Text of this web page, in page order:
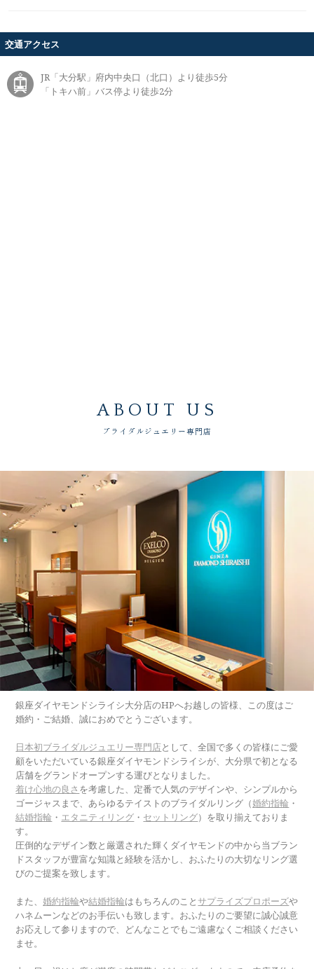
交通アクセス
JR「大分駅」府内中央口（北口）より徒歩5分
「トキハ前」バス停より徒歩2分
ABOUT US
ブライダルジュエリー専門店
銀座ダイヤモンドシライシ大分店のHPへお越しの皆様、この度はご
婚約・ご結婚、誠におめでとうございます。
日本初ブライダルジュエリー専門店として、全国で多くの皆様にご愛
顧をいただいている銀座ダイヤモンドシライシが、大分県で初となる
店舗をグランドオープンする運びとなりました。
着け心地の良さ を考慮した、定番で人気のデザインや、シンプルから
ゴージャスまで、あらゆるテイストのブライダルリング（婚約指輪 ・
結婚指輪 ・ エタニティリング ・ セットリング）を取り揃えておりま
す。
圧倒的なデザイン数と厳選された輝くダイヤモンドの中から当ブラン
ドスタッフが豊富な知識と経験を活かし、おふたりの大切なリング選
びのご提案を致します。
また、 婚約指輪や結婚指輪はもちろんのこと サプライズプロポーズや
ハネムーンなどのお手伝いも致します。おふたりのご要望に誠心誠意
お応えして参りますので、どんなことでもご遠慮なくご相談ください
ませ。